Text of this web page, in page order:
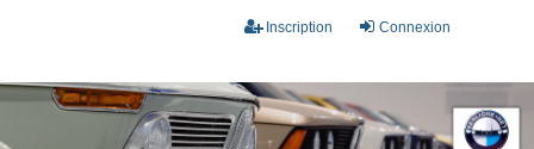
Connexion
Inscription